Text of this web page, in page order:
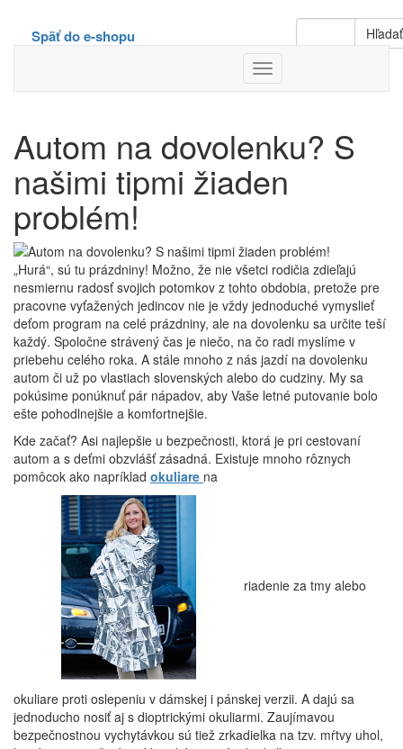
Hľadať
Späť do e-shopu
Toggle
Navigation
Autom na dovolenku? S
našimi tipmi žiaden
problém!
„Hurá“, sú tu prázdniny! Možno, že nie všetci rodičia zdieľajú
nesmiernu radosť svojich potomkov z tohto obdobia, pretože pre
pracovne vyťažených jedincov nie je vždy jednoduché vymyslieť
deťom program na celé prázdniny, ale na dovolenku sa určite teší
každý. Spoločne strávený čas je niečo, na čo radi myslíme v
priebehu celého roka. A stále mnoho z nás jazdí na dovolenku
autom či už po vlastiach slovenských alebo do cudziny. My sa
pokúsime ponúknuť pár nápadov, aby Vaše letné putovanie bolo
ešte pohodlnejšie a komfortnejšie.
Kde začať? Asi najlepšie u bezpečnosti, ktorá je pri cestovaní
autom a s deťmi obzvlášť zásadná. Existuje mnoho rôznych
pomôcok ako napríklad okuliare na
riadenie za tmy alebo
okuliare proti oslepeniu v dámskej i pánskej verzii. A dajú sa
jednoducho nosiť aj s dioptrickými okuliarmi. Zaujímavou
bezpečnostnou vychytávkou sú tiež zrkadielka na tzv. mŕtvy uhol,